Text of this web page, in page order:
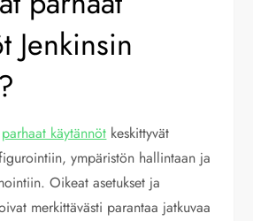
Jenkinsin
parhaat käytännöt keskittyvät
ympäristön hallintaan ja
Oikeat asetukset ja
merkittävästi parantaa jatkuvaa